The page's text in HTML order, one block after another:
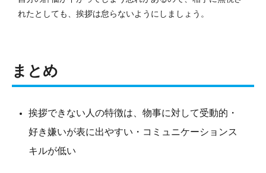
れたとしても、挨拶は怠らないようにしましょう。
まとめ
挨拶できない人の特徴は、物事に対して受動的・
好き嫌いが表に出やすい・コミュニケーションス
キルが低い